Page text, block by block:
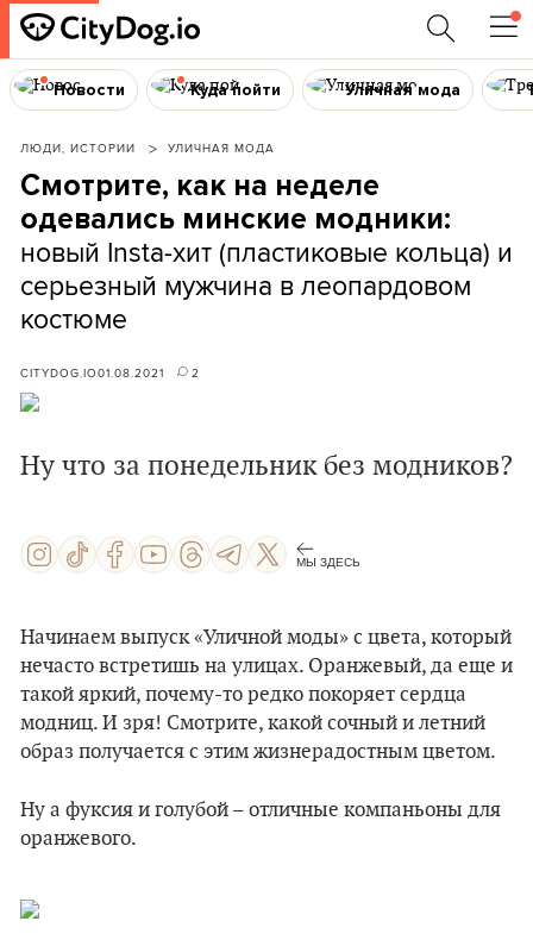
Новости Куда пойти Уличная мода
ЛЮДИ, ИСТОРИИ УЛИЧНАЯ МОДА
Смотрите, как на неделе
одевались минские модники:
новый Insta-хит (пластиковые кольца) и
серьезный мужчина в леопардовом
костюме
CITYDOG.IO01.08.2021 2
Ну что за понедельник без модников?
МЫ ЗДЕСЬ
Начинаем выпуск «Уличной моды» с цвета, который
нечасто встретишь на улицах. Оранжевый, да еще и
такой яркий, почему-то редко покоряет сердца
модниц. И зря! Смотрите, какой сочный и летний
образ получается с этим жизнерадостным цветом.
Ну а фуксия и голубой – отличные компаньоны для
оранжевого.